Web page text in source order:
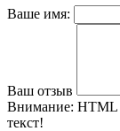
Ваше имя:
Ваш отзыв
Внимание: HTML
текст!